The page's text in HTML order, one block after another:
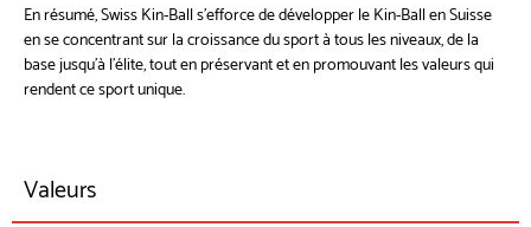
En résumé, Swiss Kin-Ball s'efforce de développer le Kin-Ball en Suisse
en se concentrant sur la croissance du sport à tous les niveaux, de la
base jusqu'à l'élite, tout en préservant et en promouvant les valeurs qui
rendent ce sport unique.
Valeurs